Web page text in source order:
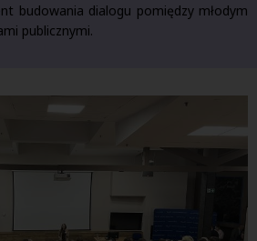
budowania dialogu pomiędzy młodym
publicznymi.